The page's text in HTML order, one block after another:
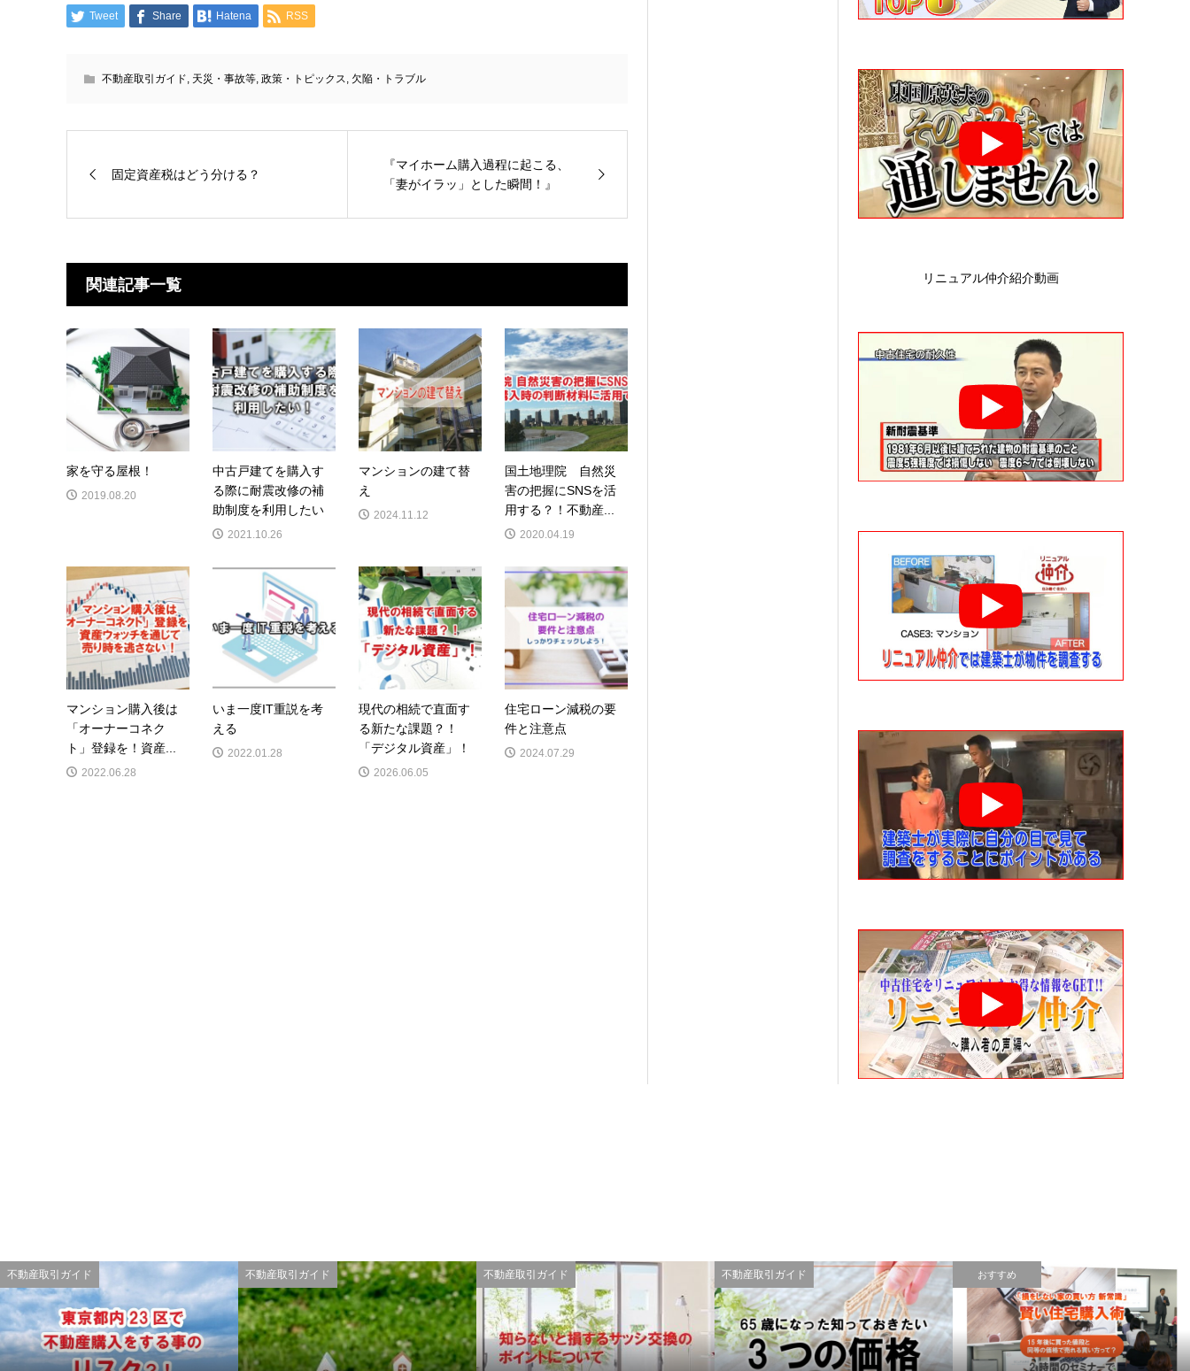
Tweet Share Hatena RSS
不動産取引ガイド, 天災・事故等, 政策・トピックス, 欠陥・トラブル
固定資産税はどう分ける？
『マイホーム購入過程に起こる、
「妻がイラッ」とした瞬間！』
関連記事一覧
家を守る屋根！
2019.08.20
中古戸建てを購入す
る際に耐震改修の補
助制度を利用したい
2021.10.26
マンションの建て替
え
2024.11.12
国土地理院 自然災
害の把握にSNSを活
用する？！不動産...
2020.04.19
マンション購入後は
「オーナーコネク
ト」登録を！資産...
2022.06.28
いま一度IT重説を考
える
2022.01.28
現代の相続で直面す
る新たな課題？！
「デジタル資産」！
2026.06.05
住宅ローン減税の要
件と注意点
2024.07.29
リニュアル仲介紹介動画
不動産取引ガイド 不動産取引ガイド 不動産取引ガイド 不動産取引ガイド おすすめ